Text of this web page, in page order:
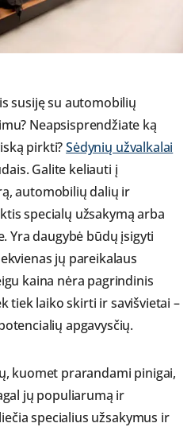
susiję su automobilių
Neapsisprendžiate ką
pirkti?Sėdynių užvalkalai
Galite keliauti į
automobilių dalių ir
specialų užsakymą arba
Yra daugybė būdų įsigyti
jų pareikalaus
kaina nėra pagrindinis
tiek laiko skirti ir savišvietai –
apgavysčių.
kuomet prarandami pinigai,
jų populiarumą ir
specialius užsakymus ir